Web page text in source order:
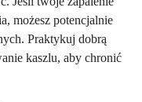
możesz potencjalnie
Praktykuj dobrą
kaszlu, aby chronić